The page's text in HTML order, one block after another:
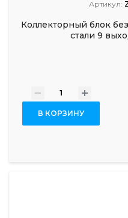
Артикул:
Коллекторный блок
стали 9
- +
В КОРЗИНУ